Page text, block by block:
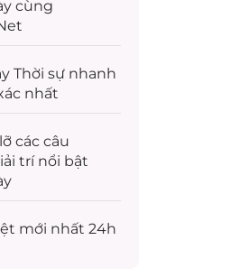
cùng
Thời sự nhanh
nhất
các câu
trínổi bật
mới nhất 24h